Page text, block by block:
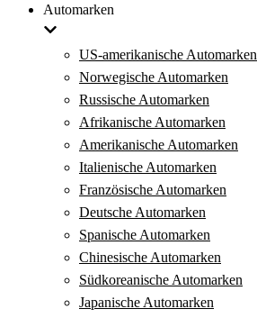
Automarken
US-amerikanische Automarken
Norwegische Automarken
Russische Automarken
Afrikanische Automarken
Amerikanische Automarken
Italienische Automarken
Französische Automarken
Deutsche Automarken
Spanische Automarken
Chinesische Automarken
Südkoreanische Automarken
Japanische Automarken